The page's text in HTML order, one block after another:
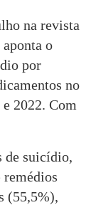
na revista
o
por
no
2022. Com
de suicídio,
(55,5%),